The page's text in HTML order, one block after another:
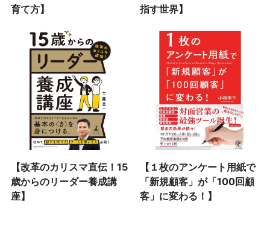
育て方】
指す世界】
【改革のカリスマ直伝！15
歳からのリーダー養成講
座】
【１枚のアンケート用紙で
「新規顧客」が「100回顧
客」に変わる！】